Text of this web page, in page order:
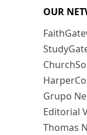
OUR
Grupo
Editorial
Thomas